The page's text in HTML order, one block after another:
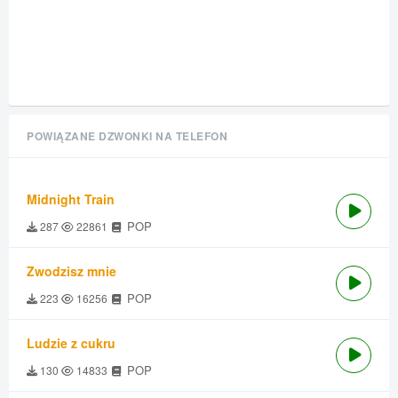
POWIĄZANE DZWONKI NA TELEFON
Midnight Train
287 22861 POP
Zwodzisz mnie
223 16256 POP
Ludzie z cukru
130 14833 POP